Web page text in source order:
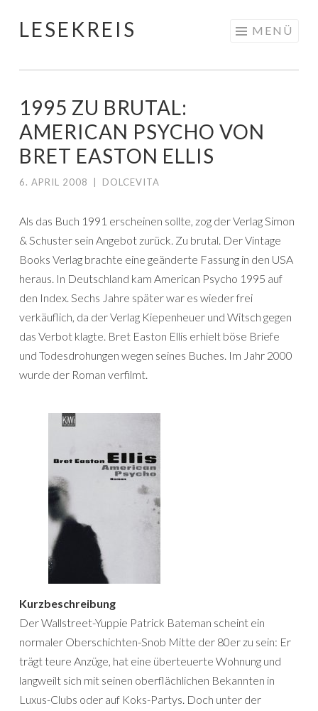
Springe
LESEKREIS MENÜ
1995 ZU BRUTAL:
AMERICAN PSYCHO VON
BRET EASTON ELLIS
6. APRIL 2008 DOLCEVITA
Als das Buch 1991 erscheinen sollte, zog der Verlag Simon
& Schuster sein Angebot zurück. Zu brutal. Der Vintage
Books Verlag brachte eine geänderte Fassung in den USA
heraus. In Deutschland kam American Psycho 1995 auf
den Index. Sechs Jahre später war es wieder frei
verkäuflich, da der Verlag Kiepenheuer und Witsch gegen
das Verbot klagte. Bret Easton Ellis erhielt böse Briefe
und Todesdrohungen wegen seines Buches. Im Jahr 2000
wurde der Roman verfilmt.
Kurzbeschreibung
Der Wallstreet-Yuppie Patrick Bateman scheint ein
normaler Oberschichten-Snob Mitte der 80er zu sein: Er
trägt teure Anzüge, hat eine überteuerte Wohnung und
langweilt sich mit seinen oberflächlichen Bekannten in
Luxus-Clubs oder auf Koks-Partys. Doch unter der